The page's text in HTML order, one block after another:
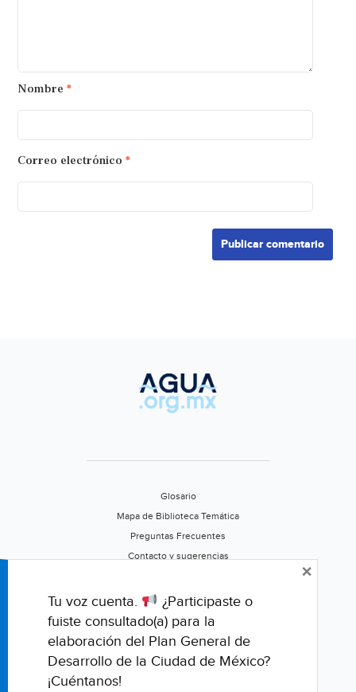
Nombre *
Correo electrónico *
Glosario
Mapa de Biblioteca Temática
Preguntas Frecuentes
Contacto y sugerencias
Califica este portal
Tu voz cuenta.
¿Participaste o
fuiste consultado(a) para la
elaboración del Plan General de
Desarrollo de la Ciudad de México?
¡Cuéntanos!
×